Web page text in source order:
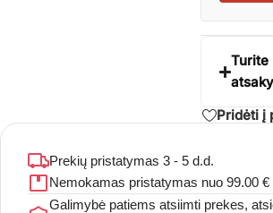
Turite
Pridėti į
Prekių pristatymas 3 - 5 d.d.
Nemokamas pristatymas nuo 99.00 €
Galimybė patiems atsiimti prekes,